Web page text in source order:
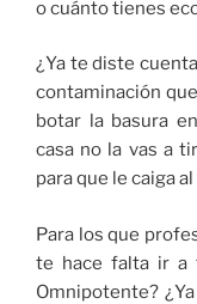
o cuánto tienes
¿Ya te diste
contaminación
botar la basura
casa no la vas a
para que le caiga
Para los que
te hace falta ir a
Omnipotente?